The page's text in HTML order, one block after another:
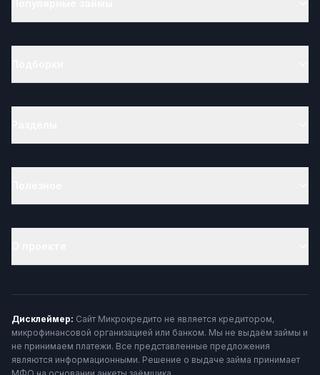
Дисклеймер: Сайт Микрокредито не является кредитором,
микрофинансовой организацией или банком. Мы не выдаём займы и
не принимаем платежи. Все представленные предложения
являются информационными. Решение о выдаче займа принимает